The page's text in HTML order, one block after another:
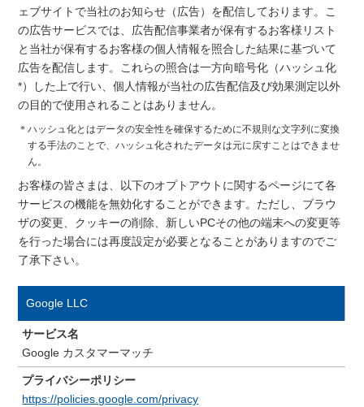
ェブサイトで当社のお知らせ（広告）を配信しております。こ
の広告サービスでは、広告配信事業者が保有するお客様リスト
と当社が保有するお客様の個人情報を照合した結果に基づいて
広告を配信します。これらの照合は一方向暗号化（ハッシュ化
*）した上で行い、個人情報が当社の広告配信及び効果測定以外
の目的で使用されることはありません。
＊ハッシュ化とはデータの安全性を確保するために不規則な文字列に変換
する手法のことで、ハッシュ化されたデータは元に戻すことはできませ
ん。
お客様の皆さまは、以下のオプトアウトに関するページにて各
サービスの機能を無効化することができます。ただし、ブラウ
ザの変更、クッキーの削除、新しいPCその他の端末への変更等
を行った場合には再度設定が必要となることがありますのでご
了承下さい。
Google LLC
サービス名
Google カスタマーマッチ
プライバシーポリシー
https://policies.google.com/privacy